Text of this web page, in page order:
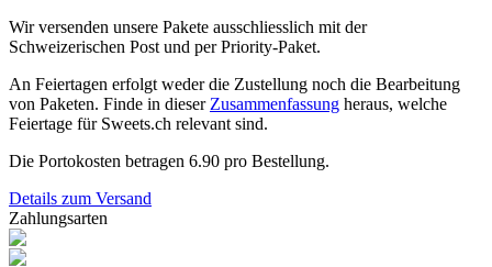
Wir versenden unsere Pakete ausschliesslich mit der
Schweizerischen Post und per Priority-Paket.
An Feiertagen erfolgt weder die Zustellung noch die Bearbeitung
von Paketen. Finde in dieser Zusammenfassung heraus, welche
Feiertage für Sweets.ch relevant sind.
Die Portokosten betragen 6.90 pro Bestellung.
Details zum Versand
Zahlungsarten